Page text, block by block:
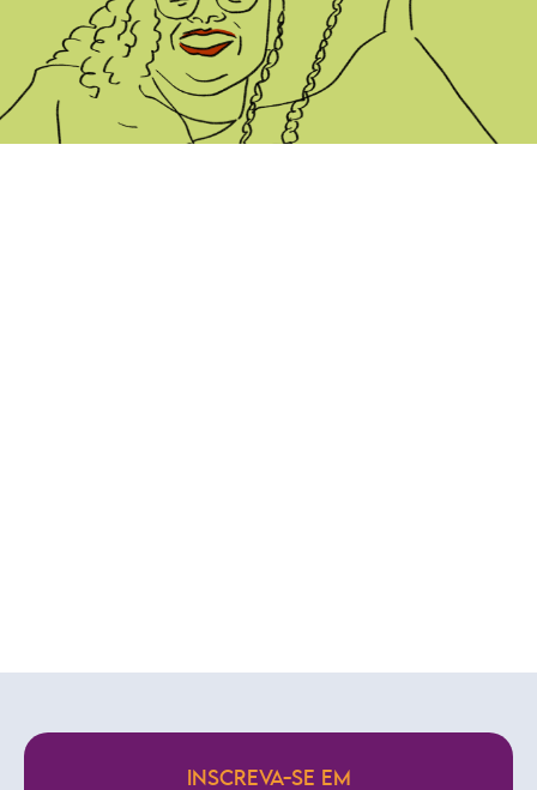
INSCREVA-SE EM